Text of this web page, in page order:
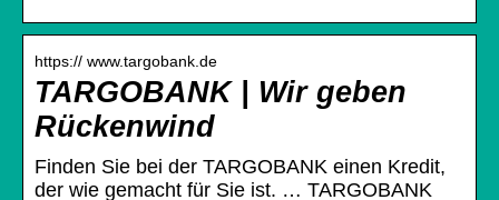
https:// www.targobank.de
TARGOBANK | Wir geben
Rückenwind
Finden Sie bei der TARGOBANK einen Kredit,
der wie gemacht für Sie ist. … TARGOBANK